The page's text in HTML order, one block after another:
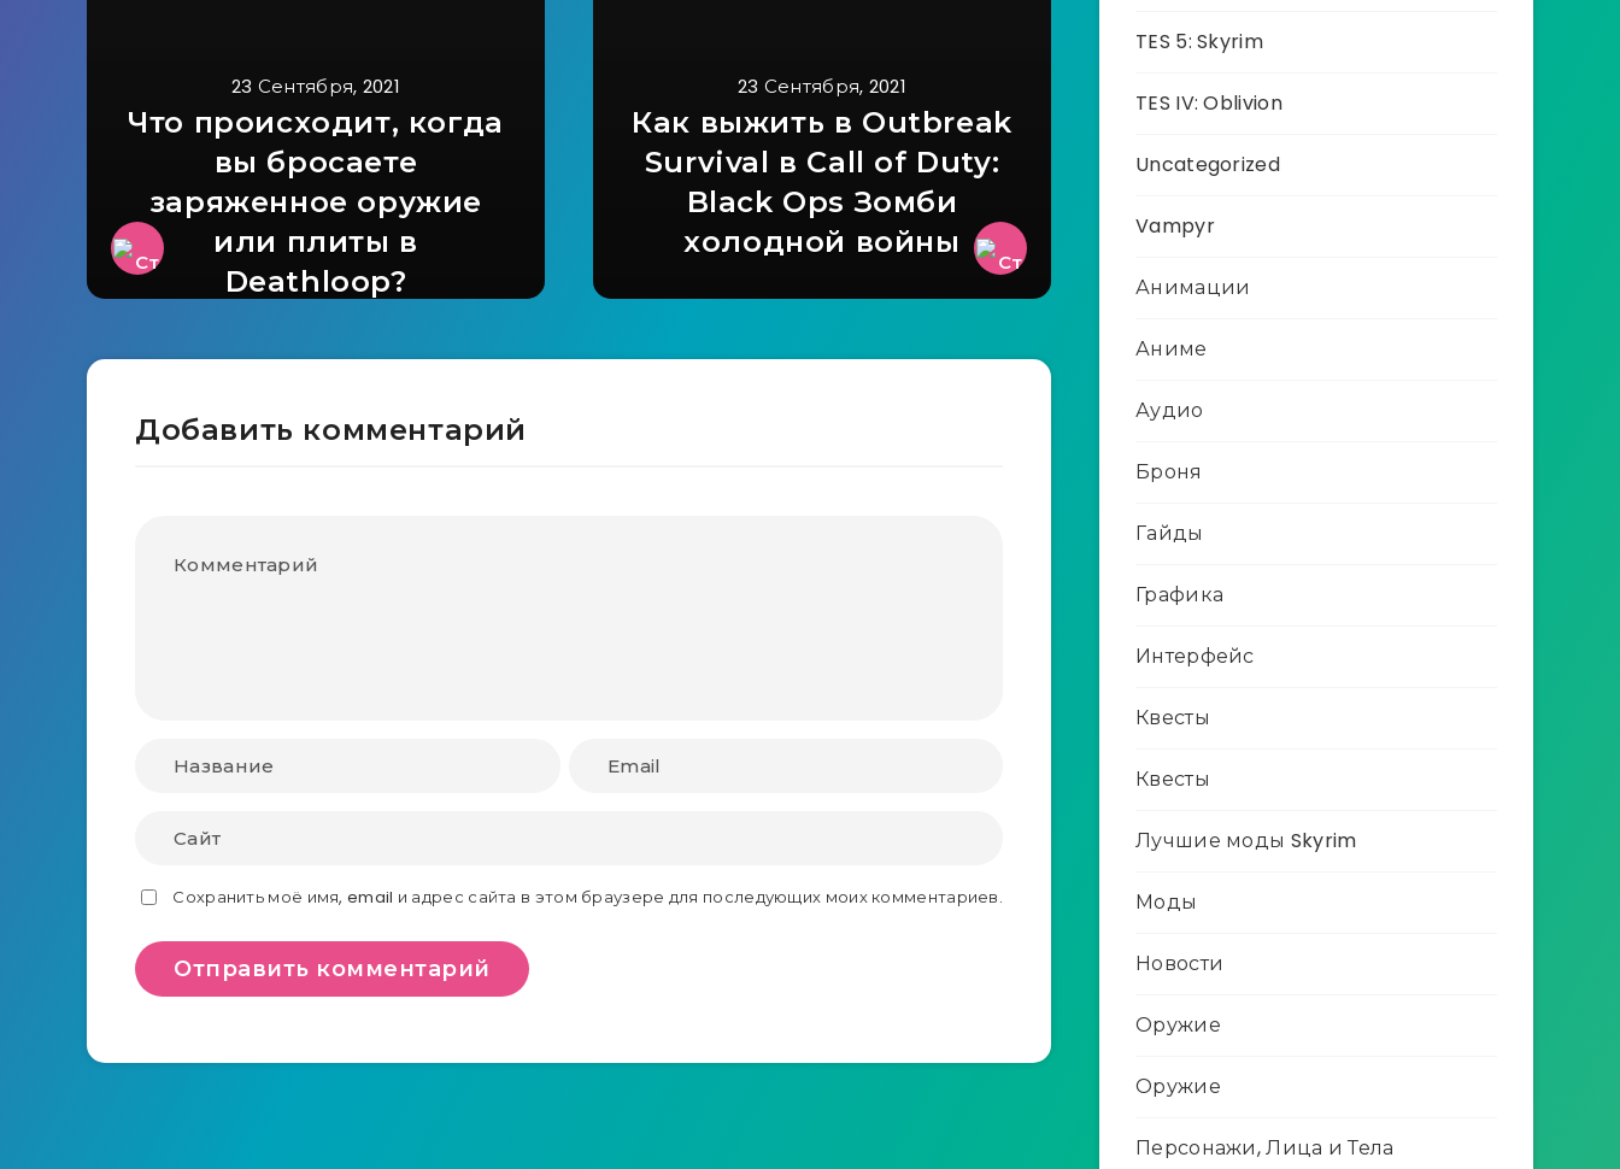
23 Сентября, 2021
Что происходит, когда
вы бросаете
заряженное оружие
или плиты в
Deathloop?
23 Сентября, 2021
Как выжить в Outbreak
Survival в Call of Duty:
Black Ops Зомби
холодной войны
Добавить комментарий
Сохранить моё имя, email и адрес сайта в этом браузере для последующих моих комментариев.
TES 5: Skyrim
TES IV: Oblivion
Uncategorized
Vampyr
Анимации
Аниме
Аудио
Броня
Гайды
Графика
Интерфейс
Квесты
Квесты
Лучшие моды Skyrim
Моды
Новости
Оружие
Оружие
Персонажи, Лица и Тела